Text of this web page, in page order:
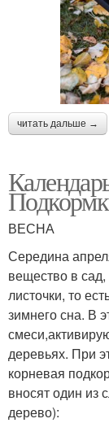
читать дальше →
ВЕСНА
Середина
вещество в сад,
листочки, то
зимнего сна. В
деревьях. При
корневая
вносят один из
дерево):